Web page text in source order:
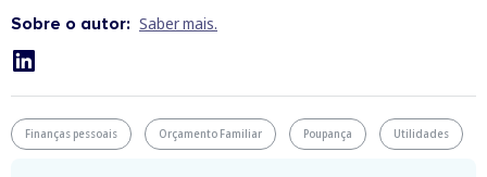
Sobre o autor: Saber mais.
Finanças pessoais Orçamento Familiar Poupança Utilidades